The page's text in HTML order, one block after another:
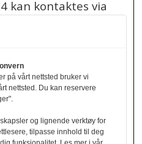
kan kontaktes via
kan du bruke
finner du vår
på vårt nettsted bruker vi
nettsted. Du kan reservere
og lignende verktøy for
tilpasse innhold til deg